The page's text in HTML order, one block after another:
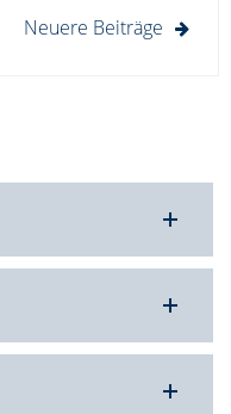
Neuere Beiträge